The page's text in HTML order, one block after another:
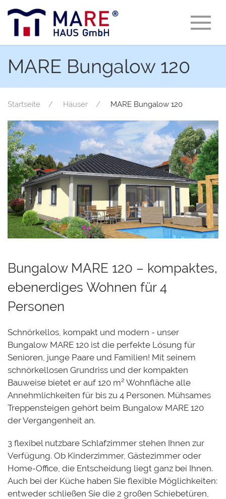
MARE Bungalow 120
Startseite Häuser MARE Bungalow 120
Bungalow MARE 120 – kompaktes,
ebenerdiges Wohnen für 4
Personen
Schnörkellos, kompakt und modern - unser
Bungalow MARE 120 ist die perfekte Lösung für
Senioren, junge Paare und Familien! Mit seinem
schnörkellosen Grundriss und der kompakten
Bauweise bietet er auf 120 m² Wohnfläche alle
Annehmlichkeiten für bis zu 4 Personen. Mühsames
Treppensteigen gehört beim Bungalow MARE 120
der Vergangenheit an.
3 flexibel nutzbare Schlafzimmer stehen Ihnen zur
Verfügung. Ob Kinderzimmer, Gästezimmer oder
Home-Office, die Entscheidung liegt ganz bei Ihnen.
Auch bei der Küche haben Sie flexible Möglichkeiten:
entweder schließen Sie die 2 großen Schiebetüren,